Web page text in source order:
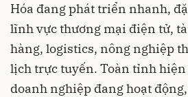
Hóa đang phát triển nhanh,
lĩnh vực thương mại điện tử,
hàng, logistics, nông nghiệp
lịch trực tuyến. Toàn tỉnh hiện
doanh nghiệp đang hoạt